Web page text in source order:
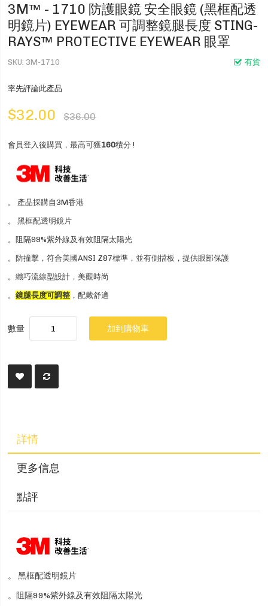
3M™ - 1710 防護眼鏡 安全眼鏡 (黑框配透
明鏡片) EYEWEAR 可調整鏡腿長度 STING-
RAYS™ PROTECTIVE EYEWEAR 眼罩
有貨
SKU 3M-1710
率先評論此產品
$32.00 $36.00
會員登入後購買，最高可獲160積分 !
。 產品採購自3M香港
。 黑框配透明鏡片
。阻隔99%紫外線及有效阻隔太陽光
。防撞擊，符合美國ANSI Z87標準，並有側擋板，提供眼部保護
。纖巧流線型設計，美觀時尚
。鏡腿長度可調整 ，配戴舒適
數量 加到購物車
詳情
更多信息
點評
。 黑框配透明鏡片
。阻隔99%紫外線及有效阻隔太陽光